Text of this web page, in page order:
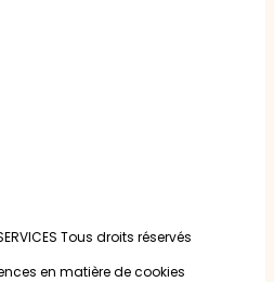
Tous droits réservés
en matière de cookies